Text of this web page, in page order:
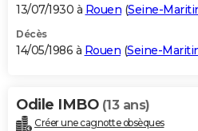
13/07/1930 à Rouen (Seine-
Décès
14/05/1986 à Rouen (Seine-
Odile IMBO (13 ans)
Créer une cagnotte obsèques